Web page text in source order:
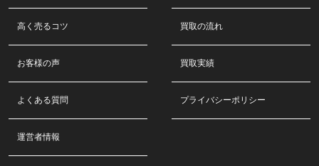
高く売るコツ 買取の流れ
お客様の声 買取実績
よくある質問 プライバシーポリシー
運営者情報